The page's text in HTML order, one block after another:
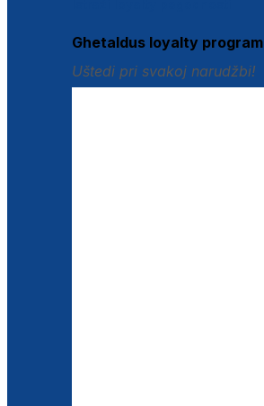
Ghetaldus loyalty program
Uštedi pri svakoj narudžbi!